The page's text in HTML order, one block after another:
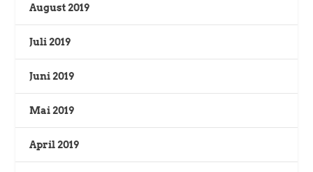
August 2019
Juli 2019
Juni 2019
Mai 2019
April 2019